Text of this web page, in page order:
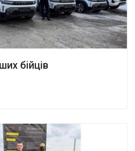
бійців